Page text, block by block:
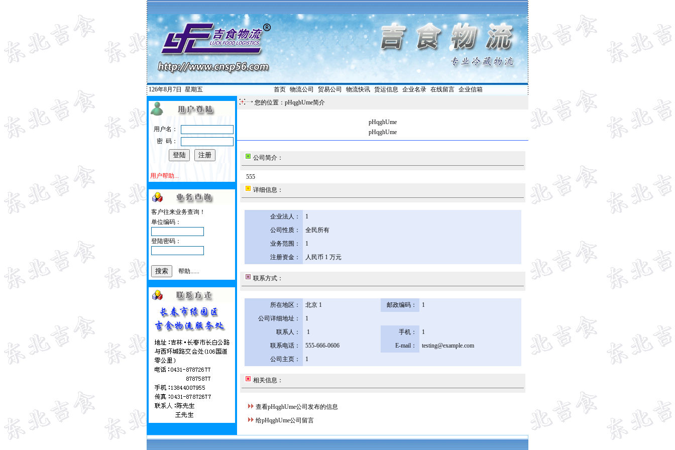
126年8月7日 星期五 首页| 物流公司 贸易公司 物流快讯| 货运信息 企业名录| 在线留言| 企业信箱
用户名：
密 码：
用户帮助...
客户往来业务查询！
单位编码：
登陆密码：
帮助......
您的位置：pHqghUme简介
pHqghUme
pHqghUme
公司简介：
555
详细信息：
企业法人：
1
公司性质：
全民所有
业务范围：
1
注册资金：
人民币 1 万元
联系方式：
所在地区： 北京 1 邮政编码：
1
公司详细地址：
1
联系人：
1 手机：
1
联系电话：
555-666-0606 E-mail：
testing@example.com
公司主页：
1
相关信息：
查看pHqghUme公司发布的信息
给pHqghUme公司留言